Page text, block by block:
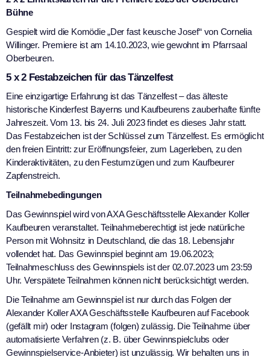
Bühne
Gespielt wird die Komödie „Der fast keusche Josef“ von Cornelia
Willinger. Premiere ist am 14.10.2023, wie gewohnt im Pfarrsaal
Oberbeuren.
5 x 2 Festabzeichen für das Tänzelfest
Eine einzigartige Erfahrung ist das Tänzelfest – das älteste
historische Kinderfest Bayerns und Kaufbeurens zauberhafte fünfte
Jahreszeit. Vom 13. bis 24. Juli 2023 findet es dieses Jahr statt.
Das Festabzeichen ist der Schlüssel zum Tänzelfest. Es ermöglicht
den freien Eintritt: zur Eröffnungsfeier, zum Lagerleben, zu den
Kinderaktivitäten, zu den Festumzügen und zum Kaufbeurer
Zapfenstreich.
Teilnahmebedingungen
Das Gewinnspiel wird von AXA Geschäftsstelle Alexander Koller
Kaufbeuren veranstaltet. Teilnahmeberechtigt ist jede natürliche
Person mit Wohnsitz in Deutschland, die das 18. Lebensjahr
vollendet hat. Das Gewinnspiel beginnt am 19.06.2023;
Teilnahmeschluss des Gewinnspiels ist der 02.07.2023 um 23:59
Uhr. Verspätete Teilnahmen können nicht berücksichtigt werden.
Die Teilnahme am Gewinnspiel ist nur durch das Folgen der
Alexander Koller AXA Geschäftsstelle Kaufbeuren auf Facebook
(gefällt mir) oder Instagram (folgen) zulässig. Die Teilnahme über
automatisierte Verfahren (z. B. über Gewinnspielclubs oder
Gewinnspielservice-Anbieter) ist unzulässig. Wir behalten uns in